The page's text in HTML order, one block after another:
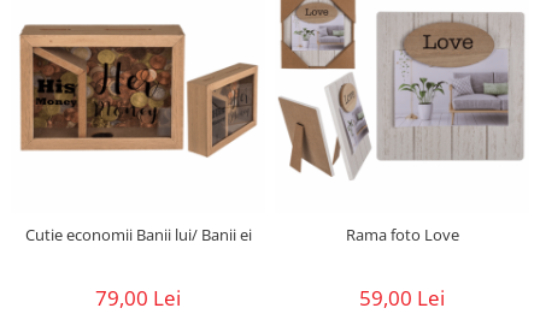
Cutie economii Banii lui/ Banii ei
79,00 Lei
Rama foto Love
59,00 Lei